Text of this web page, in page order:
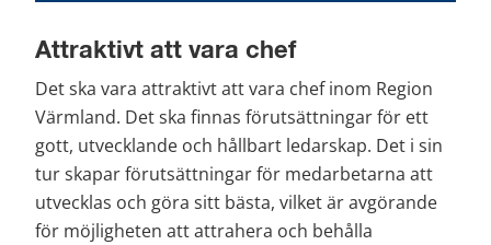
Attraktivt att vara chef
Det ska vara attraktivt att vara chef inom Region
Värmland. Det ska finnas förutsättningar för ett
gott, utvecklande och hållbart ledarskap. Det i sin
tur skapar förutsättningar för medarbetarna att
utvecklas och göra sitt bästa, vilket är avgörande
för möjligheten att attrahera och behålla